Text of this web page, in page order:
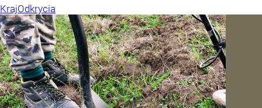
KrajOdkrycia